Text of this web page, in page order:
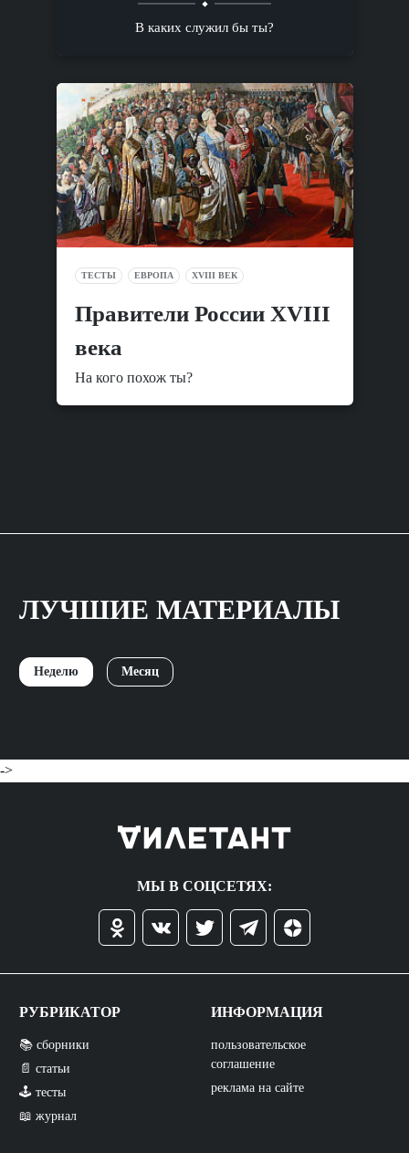
В каких служил бы ты?
ТЕСТЫ ЕВРОПА XVIII ВЕК
Правители России XVIII
века
На кого похож ты?
ЛУЧШИЕ МАТЕРИАЛЫ
Неделю Месяц
->
МЫ В СОЦСЕТЯХ:
РУБРИКАТОР
📚 сборники
📄 статьи
🕹️ тесты
📖 журнал
ИНФОРМАЦИЯ
пользовательское
соглашение
реклама на сайте